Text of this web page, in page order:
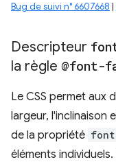
Bug de suivi n° 6607668 |
Descripteur
la règle @font-
Le CSS permet aux
largeur, l'inclinaison
de la propriété
éléments